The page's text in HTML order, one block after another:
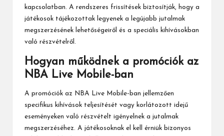
kapcsolatban. A rendszeres frissítések biztosítják, hogy a
játékosok tájékozottak legyenek a legújabb jutalmak
megszerzésének lehetőségeiről és a speciális kihívásokban
való részvételről.
Hogyan működnek a promóciók az
NBA Live Mobile-ban
A promóciók az NBA Live Mobile-ban jellemzően
specifikus kihívások teljesítését vagy korlátozott idejű
eseményeken való részvételt igényelnek a jutalmak
megszerzéséhez. A játékosoknak el kell érniük bizonyos